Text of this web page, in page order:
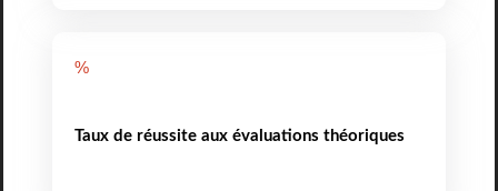
%
Taux de réussite aux évaluations théoriques